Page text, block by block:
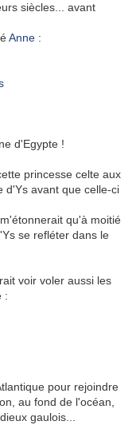
siècles... avant
Anne :
d'Egypte !
princesse celte aux
d'Ys avant que celle-ci
qu'à moitié
se refléter dans le
voir voler aussi les
:
pour rejoindre
au fond de l'océan,
gaulois...